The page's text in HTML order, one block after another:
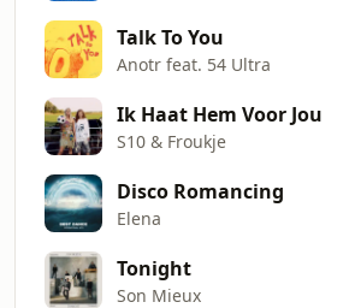
Talk To You
Anotr feat. 54 Ultra
Ik Haat Hem Voor Jou
S10 & Froukje
Disco Romancing
Elena
Tonight
Son Mieux